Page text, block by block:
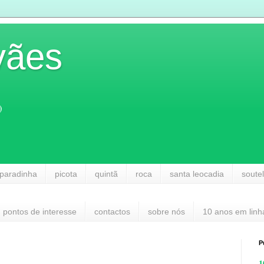
picota quintã roca santa leocadia
pontos de interesse contactos sobre nós 10 anos em